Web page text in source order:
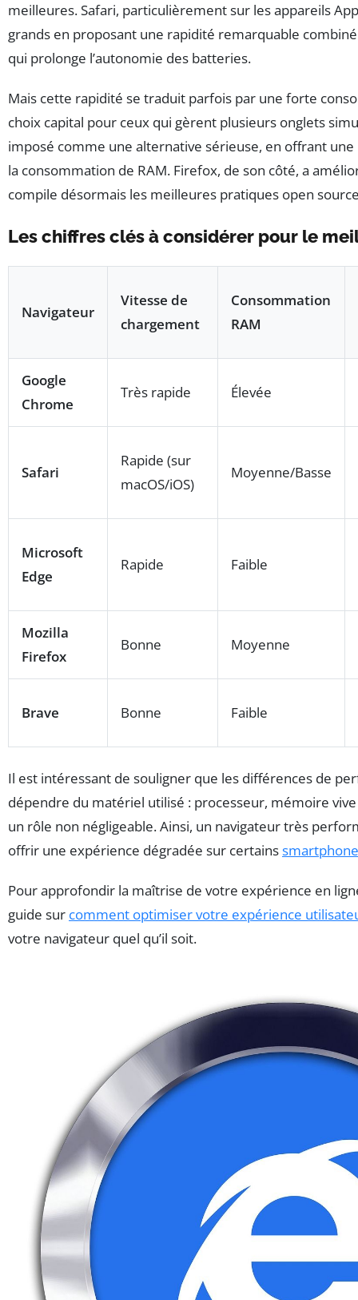
meilleures. Safari, particulièrement sur les appareils
grands en proposant une rapidité remarquable
qui prolonge l’autonomie des batteries.
Mais cette rapidité se traduit parfois par une forte
choix capital pour ceux qui gèrent plusieurs onglets
imposé comme une alternative sérieuse, en offrant
la consommation de RAM. Firefox, de son côté, a
compile désormais les meilleures pratiques open
Les chiffres clés à considérer pour le
Navigateur
Vitesse de
chargement
Consommation
RAM
Google
Chrome
Très rapide Élevée
Safari
Rapide (sur
macOS/iOS)
Moyenne/Basse
Microsoft
Edge
Rapide Faible
Mozilla
Firefox
Bonne Moyenne
Brave Bonne Faible
Il est intéressant de souligner que les différences de
dépendre du matériel utilisé : processeur, mémoire
un rôle non négligeable. Ainsi, un navigateur très
offrir une expérience dégradée sur certains
Pour approfondir la maîtrise de votre expérience en
guide sur comment optimiser votre expérience
votre navigateur quel qu’il soit.